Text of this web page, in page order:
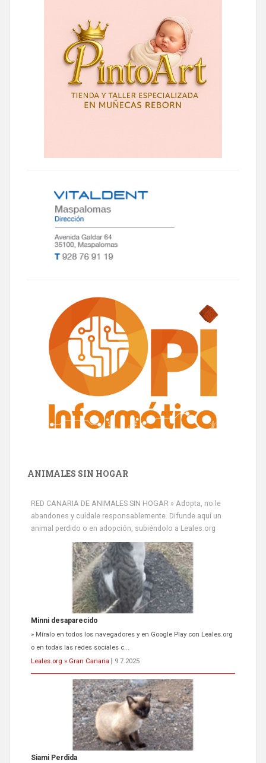
ANIMALES SIN HOGAR
RED CANARIA DE ANIMALES SIN HOGAR » Adopta, no le
abandones y cuídale responsablemente. Difunde aquí un
animal perdido o en adopción, subiéndolo a Leales.org
Siami Perdida
Se llama Siami,es hembra de 4 años,esterilizada con marca de
oreja,cariñosa,mimosa pero miedosa,e...
Leales.org » Gran Canaria
9.7.2025
ADOPCIÓN URGENTE GATA TEROR GRAN CANARIA